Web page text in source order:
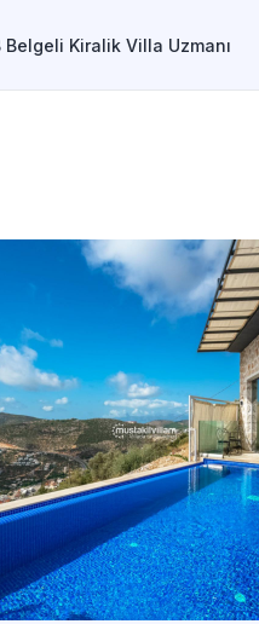
Belgeli Kiralik Villa Uzmanı